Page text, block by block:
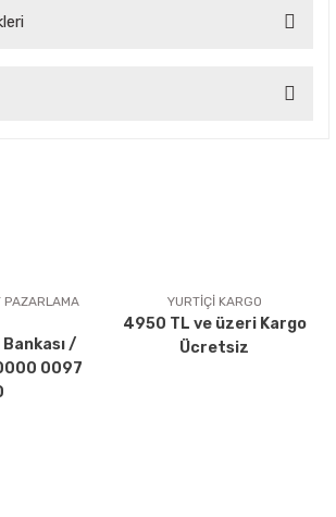
eksik bilgiler bulunuyor.
hatalar bulunuyor.
sitelerden daha pahalı.
farklı alternatifler olmalı.
PAZARLAMA
Bankası /
0097
YURTİÇİ KARGO
4950 TL ve üzeri Kargo
Ücretsiz